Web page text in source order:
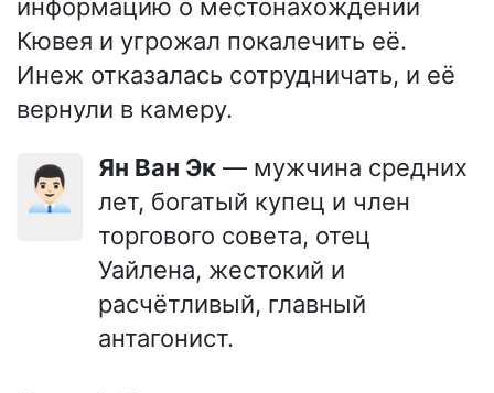
информацию о местонахождении
Кювея и угрожал покалечить её.
Инеж отказалась сотрудничать, и её
вернули в камеру.
👨🏻‍💼 Ян Ван Эк — мужчина средних
лет, богатый купец и член
торгового совета, отец
Уайлена, жестокий и
расчётливый, главный
антагонист.